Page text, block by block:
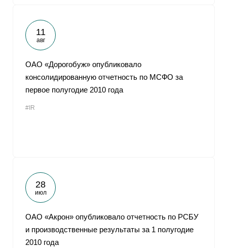
11
авг
ОАО «Дорогобуж» опубликовало
консолидированную отчетность по МСФО за
первое полугодие 2010 года
#IR
28
июл
ОАО «Акрон» опубликовало отчетность по РСБУ
и производственные результаты за 1 полугодие
2010 года